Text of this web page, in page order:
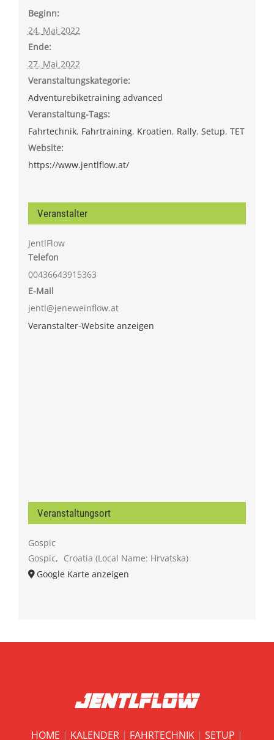
Beginn:
24. Mai 2022
Ende:
27. Mai 2022
Veranstaltungskategorie:
Adventurebiketraining advanced
Veranstaltung-Tags:
Fahrtechnik, Fahrtraining, Kroatien, Rally, Setup, TET
Website:
https://www.jentlflow.at/
Veranstalter
JentlFlow
Telefon
00436643915363
E-Mail
jentl@jeneweinflow.at
Veranstalter-Website anzeigen
Veranstaltungsort
Gospic
Gospic, Croatia (Local Name: Hrvatska)
Google Karte anzeigen
HOME | KALENDER | FAHRTECHNIK | SETUP |